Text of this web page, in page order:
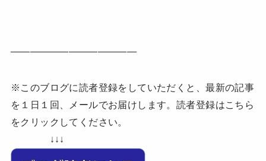
—————————————
※このブログに読者登録をしていただくと、最新の記事
を１日１回、メールでお届けします。読者登録はこちら
をクリックしてください。
↓↓↓